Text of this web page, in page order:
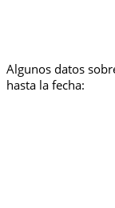
Algunos datos
hasta la fecha: